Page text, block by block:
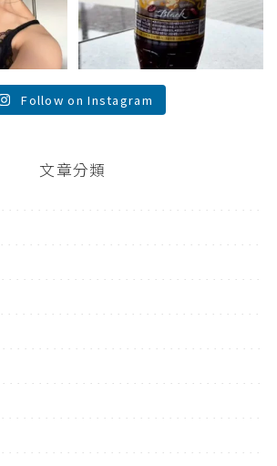
Follow on Instagram
文章分類